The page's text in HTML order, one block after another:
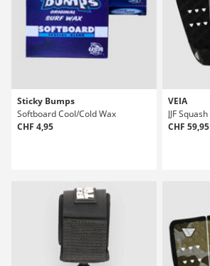
Sticky Bumps
Softboard Cool/Cold Wax
CHF 4,95
VEIA
CHF 59,95